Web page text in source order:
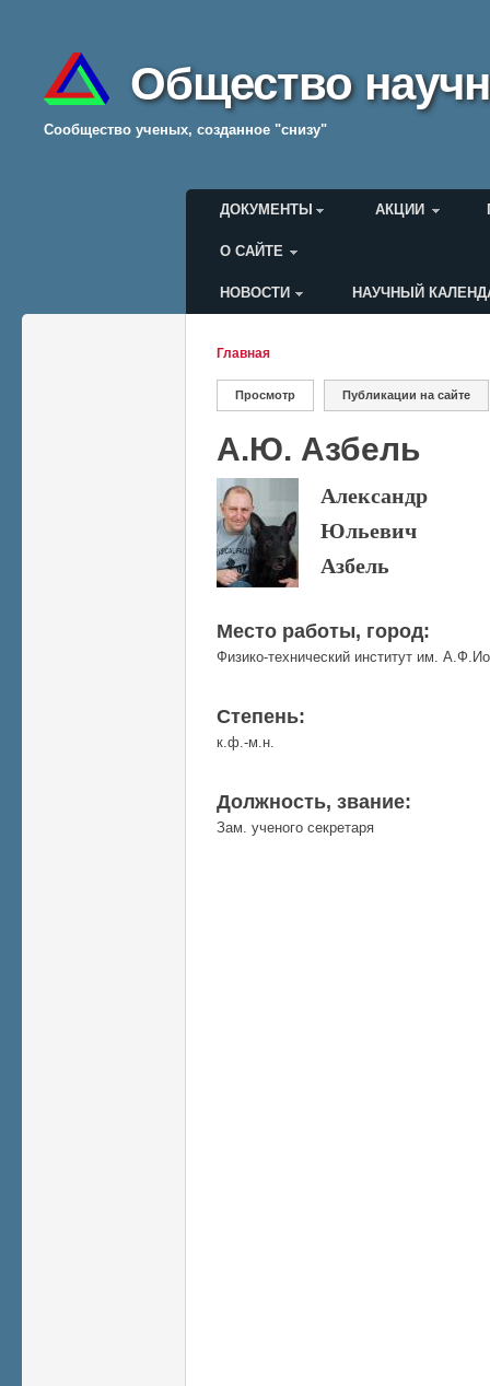
Общество
Cообщество ученых, созданное "снизу"
Главное меню
ДОКУМЕНТЫ АКЦИИ
О САЙТЕ
Меню пользователя
НОВОСТИ НАУЧНЫЙ
Вы здесь
Главная
Главные вкладки
Просмотр (активная вкладка)
Публикации на сайте
А.Ю. Азбель
Александр
Юльевич
Азбель
Место работы, город:
Физико-технический институт им.
Степень:
к.ф.-м.н.
Должность, звание:
Зам. ученого секретаря